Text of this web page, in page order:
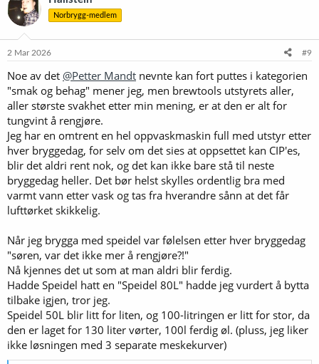
s
j
o
e
:
Norbrygg-medlem
2 Mar 2026 #9
Noe av det @Petter Mandt nevnte kan fort puttes i kategorien
"smak og behag" mener jeg, men brewtools utstyrets aller,
aller største svakhet etter min mening, er at den er alt for
tungvint å rengjøre.
Jeg har en omtrent en hel oppvaskmaskin full med utstyr etter
hver bryggedag, for selv om det sies at oppsettet kan CIP'es,
blir det aldri rent nok, og det kan ikke bare stå til neste
bryggedag heller. Det bør helst skylles ordentlig bra med
varmt vann etter vask og tas fra hverandre sånn at det får
lufttørket skikkelig.
Når jeg brygga med speidel var følelsen etter hver bryggedag
"søren, var det ikke mer å rengjøre?!"
Nå kjennes det ut som at man aldri blir ferdig.
Hadde Speidel hatt en "Speidel 80L" hadde jeg vurdert å bytta
tilbake igjen, tror jeg.
Speidel 50L blir litt for liten, og 100-litringen er litt for stor, da
den er laget for 130 liter vørter, 100l ferdig øl. (pluss, jeg liker
ikke løsningen med 3 separate meskekurver)